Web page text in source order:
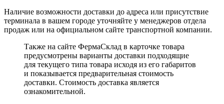
Наличие возможности доставки до адреса или присутствие
терминала в вашем городе уточняйте у менеджеров отдела
продаж или на официальном сайте транспортной компании.
Также на сайте ФермаСклад в карточке товара
предусмотрены варианты доставки подходящие
для текущего типа товара исходя из его габаритов
и показывается предварительная стоимость
доставки. Стоимость доставка является
ознакомительной.